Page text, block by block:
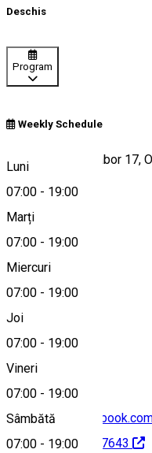
Deschis
Program
Weekly Schedule
Luni
07:00 - 19:00
Marți
07:00 - 19:00
Miercuri
07:00 - 19:00
Joi
07:00 - 19:00
Vineri
07:00 - 19:00
Sâmbătă
07:00 - 19:00
Strada Bethlen Gábor 17,
Romania
Hartă
https://
id=100054510337643